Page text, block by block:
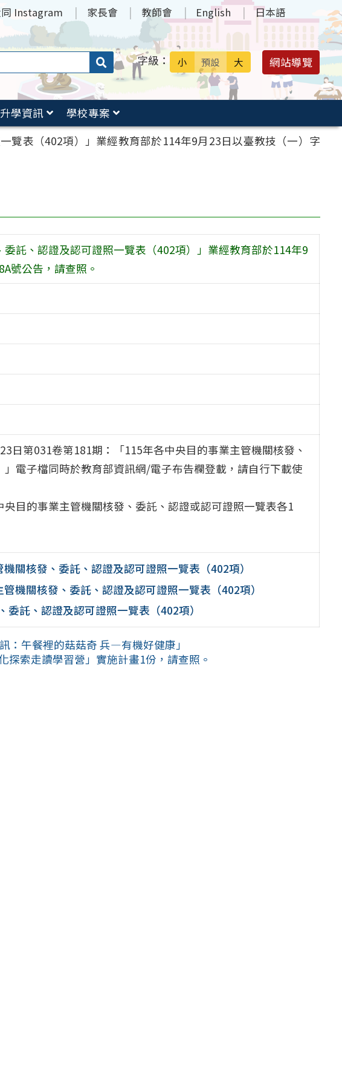
Instagram 家長會 教師會 English 日本語
搜
送出 字級： 小 預設 大 網站導覽
升學資訊
學校專案
覽表（402項）」業經教育部於114年9月23日以臺教技（一）字
委託、認證及認可證照一覽表（402項）」業經教育部於114年9
號公告，請查照。
日第031卷第181期：「115年各中央目的事業主管機關核發、
電子檔同時於教育部資訊網/電子布告欄登載，請自行下載使
目的事業主管機關核發、委託、認證或認可證照一覽表各1
關核發、委託、認證及認可證照一覽表（402項）
機關核發、委託、認證及認可證照一覽表（402項）
託、認證及認可證照一覽表（402項）
：午餐裡的菇菇奇 兵—有機好健康」
探索走讀學習營」實施計畫1份，請查照。